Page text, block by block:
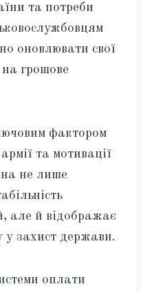
та потреби
оновлювати свої
грошове
фактором
та мотивації
не лише
але й відображає
у захист держави.
оплати